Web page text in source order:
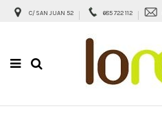
C/ SAN JUAN 52 685 722 112